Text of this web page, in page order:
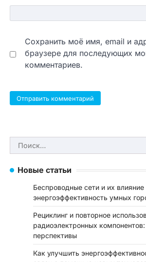
Сохранить моё имя, email и
браузере для последующих
комментариев.
Найти:
Новые статьи
Беспроводные сети и их влияние
энергоэффективность умных
Рециклинг и повторное
радиоэлектронных
перспективы
Как улучшить